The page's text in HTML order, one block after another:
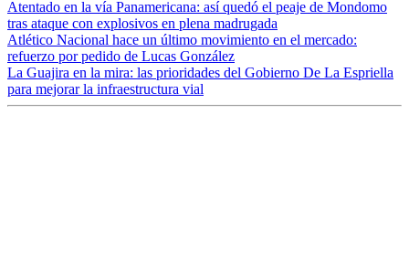
Atentado en la vía Panamericana: así quedó el peaje de Mondomo
tras ataque con explosivos en plena madrugada
Atlético Nacional hace un último movimiento en el mercado:
refuerzo por pedido de Lucas González
La Guajira en la mira: las prioridades del Gobierno De La Espriella
para mejorar la infraestructura vial